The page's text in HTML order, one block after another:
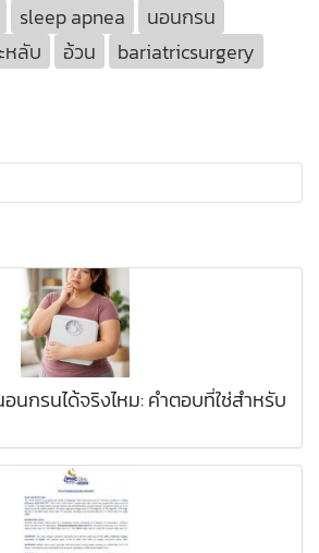
sleep apnea
นอนกรน
หลับ
อ้วน
bariatricsurgery
นกรนได้จริงไหม: คำตอบที่ใช่สำหรับ